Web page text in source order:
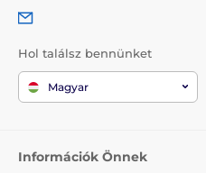
Hol találsz bennünket
Magyar
Információk Önnek